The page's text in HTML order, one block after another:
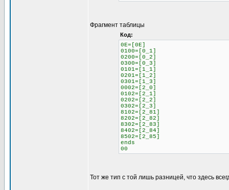
Фрагмент таблицы
Код:
0E=[0E]
0100=[0_1]
0200=[0_2]
0300=[0_3]
0101=[1_1]
0201=[1_2]
0301=[1_3]
0002=[2_0]
0102=[2_1]
0202=[2_2]
0302=[2_3]
8102=[2_81]
8202=[2_82]
8302=[2_83]
8402=[2_84]
8502=[2_85]
ends
00
Тот же тип с той лишь разницей, что здесь